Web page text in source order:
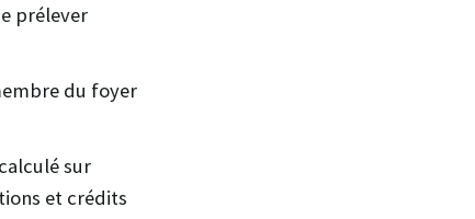
prélever
du foyer
sur
et crédits